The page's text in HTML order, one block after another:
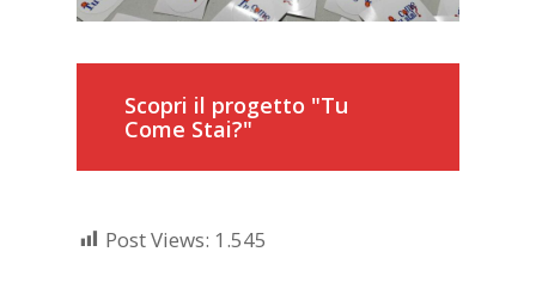
Scopri il progetto "Tu
Come Stai?"
Post Views: 1.545